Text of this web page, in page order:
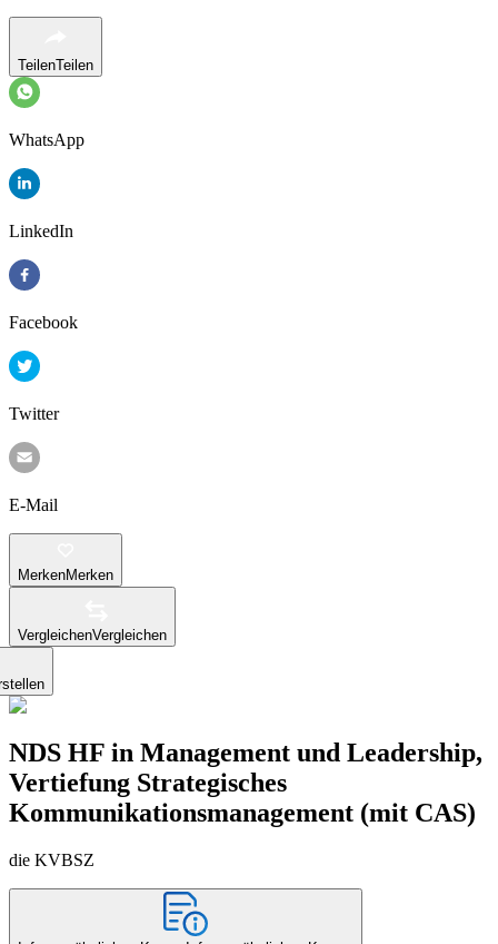
TeilenTeilen
WhatsApp
LinkedIn
Facebook
Twitter
E-Mail
MerkenMerken
VergleichenVergleichen
NDS HF in Management und Leadership,
Vertiefung Strategisches
Kommunikationsmanagement (mit CAS)
die KVBSZ